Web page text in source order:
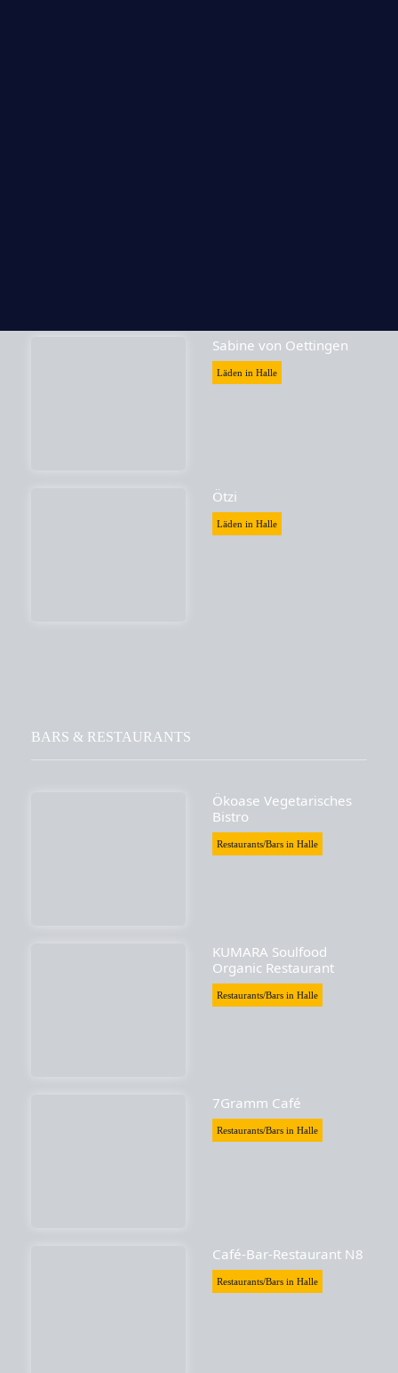
Sabine von Oettingen
Läden in Halle
Ötzi
Läden in Halle
BARS & RESTAURANTS
Ökoase Vegetarisches
Bistro
Restaurants/Bars in Halle
KUMARA Soulfood
Organic Restaurant
Restaurants/Bars in Halle
7Gramm Café
Restaurants/Bars in Halle
Café-Bar-Restaurant N8
Restaurants/Bars in Halle